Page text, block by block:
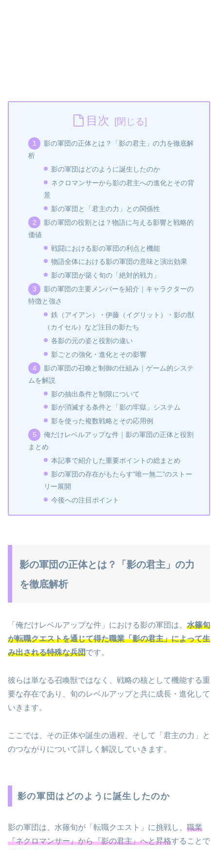
目次
影の軍団の正体とは？「影の君主」の力を徹底解
析
影の軍団はどのように誕生したのか
ネクロマンサーから影の君主への進化とその背
景
影の軍団と「君主の力」との関係性
影の軍団の役割とは？物語に与える影響と戦略的
価値
戦闘における影の軍団の利点と機能
物語全体における影の軍団の意味と演出効果
影の軍団が築く旬の「絶対的戦力」
影の軍団の主要メンバーを紹介｜キャラクターの
特徴と強さ
鉄（アイアン）・伊藤（イグリット）・影の獣
（カイセル）など注目の影たち
各影の元の姿と役割の違い
影ごとの強化・進化とその影響
影の軍団の召喚と制御の仕組み｜ゲーム的システ
ムを解説
影の抽出条件と制限について
影が消滅する条件と「影の牢獄」システム
影を使った複数戦略とその応用例
俺だけレベルアップな件｜影の軍団の正体と役割
まとめ
本記事で紹介した重要ポイントの総まとめ
影の軍団の存在がもたらす“唯一無二”のストー
リー展開
今後への注目ポイント
影の軍団の正体とは？「影の君主」の力
を徹底解析
「俺だけレベルアップな件」における影の軍団は、 水篠旬
が転職クエストを通じて得た職業「影の君主」によって生
み出される特殊な兵団です。
彼らは単なる召喚獣ではなく、戦略の核として機能する重
要な存在であり、旬のレベルアップと共に成長・進化して
いきます。
ここでは、その正体や誕生の過程、そして「君主の力」と
のつながりについて詳しく解説していきます。
影の軍団はどのように誕生したのか
影の軍団は、水篠旬が「転職クエスト」に挑戦し、 職業
『ネクロマンサー』から『影の君主』へと昇格することで